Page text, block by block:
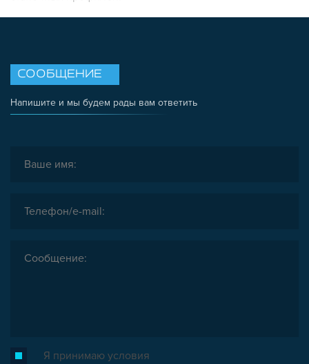
СООБЩЕНИЕ
Напишите и мы будем рады вам ответить
Я принимаю условия